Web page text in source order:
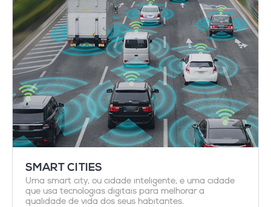
SMART CITIES
Uma smart city, ou cidade inteligente, é uma cidade
que usa tecnologias digitais para melhorar a
qualidade de vida dos seus habitantes.